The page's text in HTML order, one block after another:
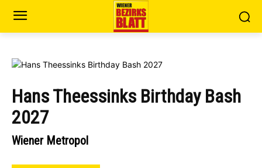
Hans Theessinks Birthday Bash
2027
Wiener Metropol